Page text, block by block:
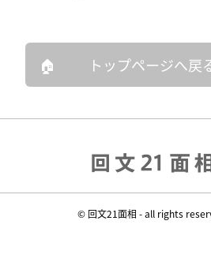
トップページへ戻
© 回文21面相 - all rights